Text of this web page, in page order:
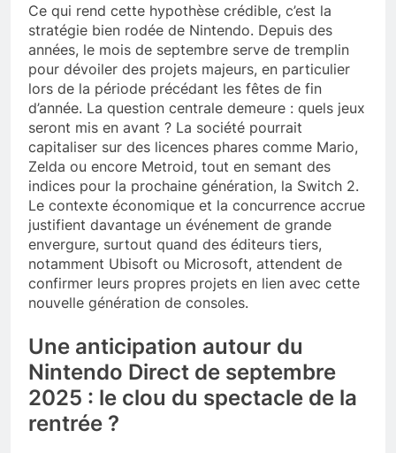
Ce qui rend cette hypothèse crédible, c’est la
stratégie bien rodée de Nintendo. Depuis des
années, le mois de septembre serve de tremplin
pour dévoiler des projets majeurs, en particulier
lors de la période précédant les fêtes de fin
d’année. La question centrale demeure : quels jeux
seront mis en avant ? La société pourrait
capitaliser sur des licences phares comme Mario,
Zelda ou encore Metroid, tout en semant des
indices pour la prochaine génération, la Switch 2.
Le contexte économique et la concurrence accrue
justifient davantage un événement de grande
envergure, surtout quand des éditeurs tiers,
notamment Ubisoft ou Microsoft, attendent de
confirmer leurs propres projets en lien avec cette
nouvelle génération de consoles.
Une anticipation autour du
Nintendo Direct de septembre
2025 : le clou du spectacle de la
rentrée ?